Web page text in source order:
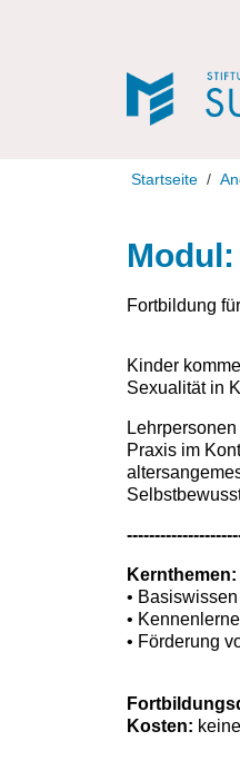
Startseite
Fortbildung
Kinder
Sexualität in
Praxis im
Kernthemen:
•
•
• Förderung
Kosten: keine